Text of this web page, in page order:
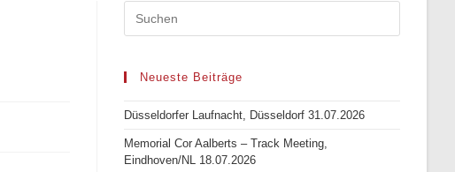
Neueste Beiträge
Düsseldorfer Laufnacht, Düsseldorf 31.07.2026
Memorial Cor Aalberts – Track Meeting,
Eindhoven/NL 18.07.2026